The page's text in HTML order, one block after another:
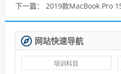
下一篇： 2019款MacBook Pro
网站快速导航
培训科目